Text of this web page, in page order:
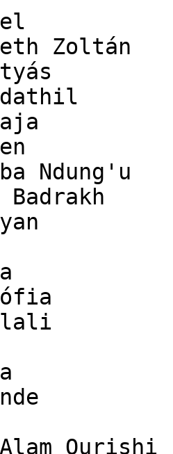
Zoltán
Ndung'u
Badrakh
Qurishi